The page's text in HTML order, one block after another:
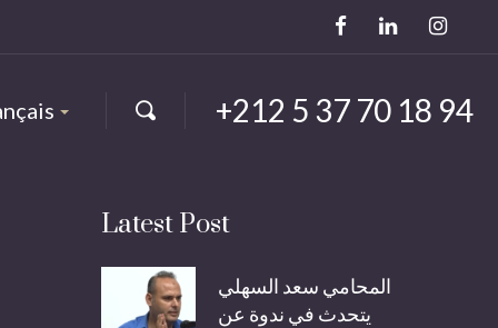
+212 5 37 70 18 94
Latest Post
المحامي سعد السهلي
يتحدث في ندوة عن